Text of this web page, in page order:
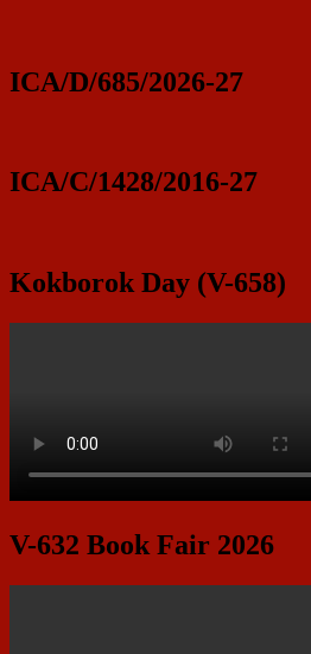
ICA/D/685/2026-27
ICA/C/1428/2016-27
Kokborok Day (V-658)
V-632 Book Fair 2026